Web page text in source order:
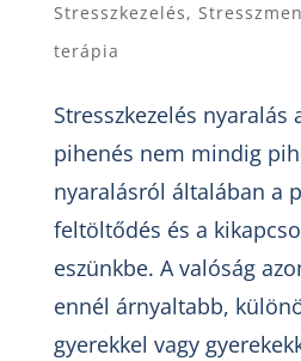
Stresszkezelés,
terápia
Stresszkezelés nyaralás
pihenés nem mindig
nyaralásról általában a
feltöltődés és a
eszünkbe. A valóság
ennél árnyaltabb,
gyerekkel vagy